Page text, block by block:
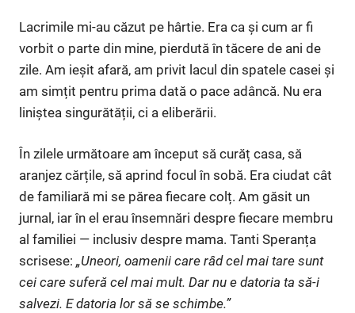
Lacrimile mi-au căzut pe hârtie. Era ca și cum ar fi
vorbit o parte din mine, pierdută în tăcere de ani de
zile. Am ieșit afară, am privit lacul din spatele casei și
am simțit pentru prima dată o pace adâncă. Nu era
liniștea singurătății, ci a eliberării.
În zilele următoare am început să curăț casa, să
aranjez cărțile, să aprind focul în sobă. Era ciudat cât
de familiară mi se părea fiecare colț. Am găsit un
jurnal, iar în el erau însemnări despre fiecare membru
al familiei — inclusiv despre mama. Tanti Speranța
scrisese: „Uneori, oamenii care râd cel mai tare sunt
cei care suferă cel mai mult. Dar nu e datoria ta să-i
salvezi. E datoria lor să se schimbe.”